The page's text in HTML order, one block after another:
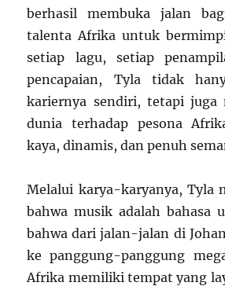
berhasil membuka jalan
talenta Afrika untuk
setiap lagu, setiap
pencapaian, Tyla tidak
kariernya sendiri, tetapi juga
dunia terhadap pesona
kaya, dinamis, dan penuh
Melalui karya-karyanya, Tyla
bahwa musik adalah bahasa
bahwa dari jalan-jalan di
ke panggung-panggung
Afrika memiliki tempat yang